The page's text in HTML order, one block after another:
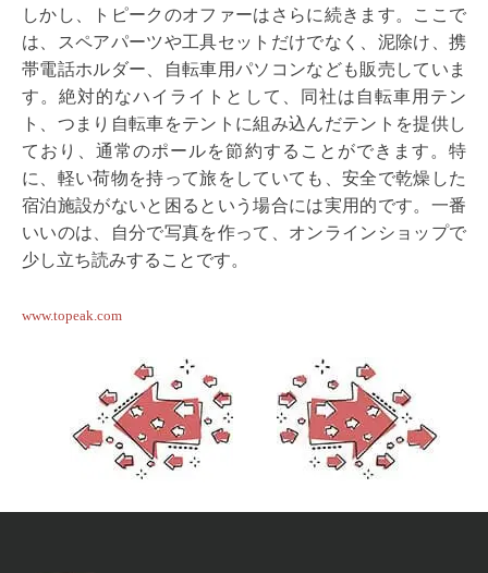
しかし、トピークのオファーはさらに続きます。ここで
は、スペアパーツや工具セットだけでなく、泥除け、携
帯電話ホルダー、自転車用パソコンなども販売していま
す。絶対的なハイライトとして、同社は自転車用テン
ト、つまり自転車をテントに組み込んだテントを提供し
ており、通常のポールを節約することができます。特
に、軽い荷物を持って旅をしていても、安全で乾燥した
宿泊施設がないと困るという場合には実用的です。一番
いいのは、自分で写真を作って、オンラインショップで
少し立ち読みすることです。
www.topeak.com